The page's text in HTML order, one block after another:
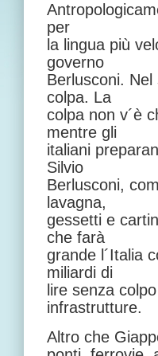
per
la lingua più
governo
Berlusconi.
colpa. La
colpa non v´è
mentre gli
italiani
Silvio
Berlusconi,
lavagna,
gessetti e
che farà
grande l´Italia
miliardi di
lire senza
infrastrutture.
Altro che